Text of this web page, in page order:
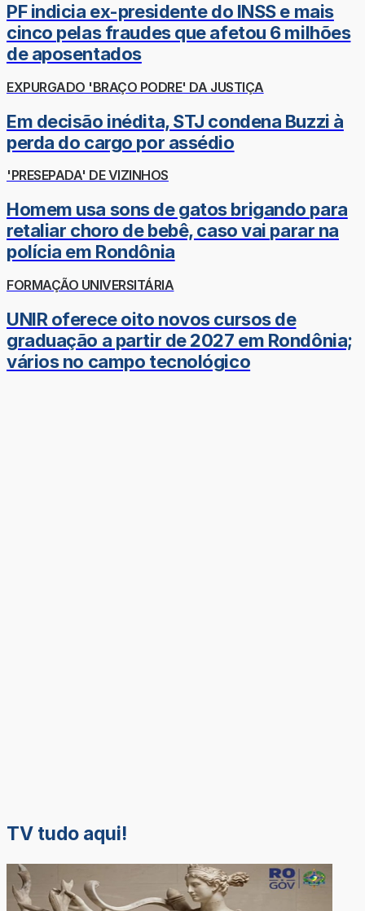
PF indicia ex-presidente do INSS e mais
cinco pelas fraudes que afetou 6 milhões
de aposentados
EXPURGADO 'BRAÇO PODRE' DA JUSTIÇA
Em decisão inédita, STJ condena Buzzi à
perda do cargo por assédio
'PRESEPADA' DE VIZINHOS
Homem usa sons de gatos brigando para
retaliar choro de bebê, caso vai parar na
polícia em Rondônia
FORMAÇÃO UNIVERSITÁRIA
UNIR oferece oito novos cursos de
graduação a partir de 2027 em Rondônia;
vários no campo tecnológico
TV tudo aqui!